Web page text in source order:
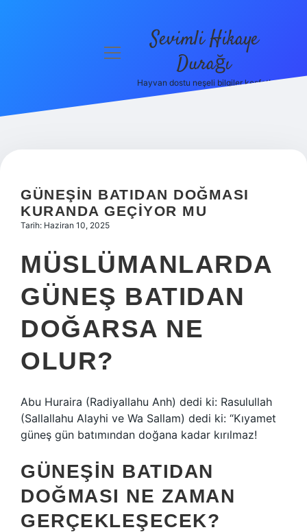
Hakkımızda
menüyü
Sevimli Hikaye
Durağı
Hayvan dostu neşeli bilgiler keşfet!
GÜNEŞIN BATIDAN DOĞMASI
KURANDA GEÇIYOR MU
Tarih: Haziran 10, 2025
MÜSLÜMANLARDA
GÜNEŞ BATIDAN
DOĞARSA NE
OLUR?
Abu Huraira (Radiyallahu Anh) dedi ki: Rasulullah
(Sallallahu Alayhi ve Wa Sallam) dedi ki: “Kıyamet
güneş gün batımından doğana kadar kırılmaz!
GÜNEŞIN BATIDAN
DOĞMASI NE ZAMAN
GERÇEKLEŞECEK?